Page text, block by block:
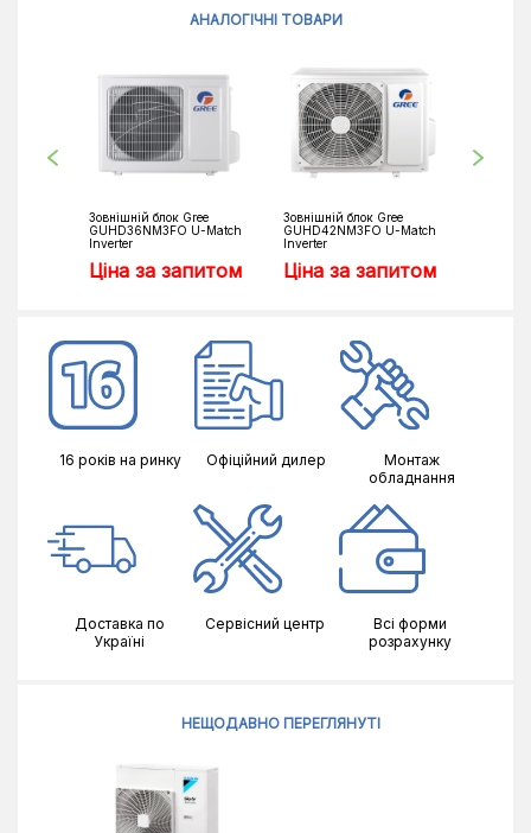
АНАЛОГІЧНІ ТОВАРИ
Зовнішній блок Gree
GUHD36NM3FO U-Match
Inverter
Ціна за запитом
Зовнішній блок Gree
GUHD42NM3FO U-Match
Inverter
Ціна за запитом
16 років на ринку Офіційний дилер
Монтаж
обладнання
Доставка по
Україні
Сервісний центр
Всі форми
розрахунку
НЕЩОДАВНО ПЕРЕГЛЯНУТІ